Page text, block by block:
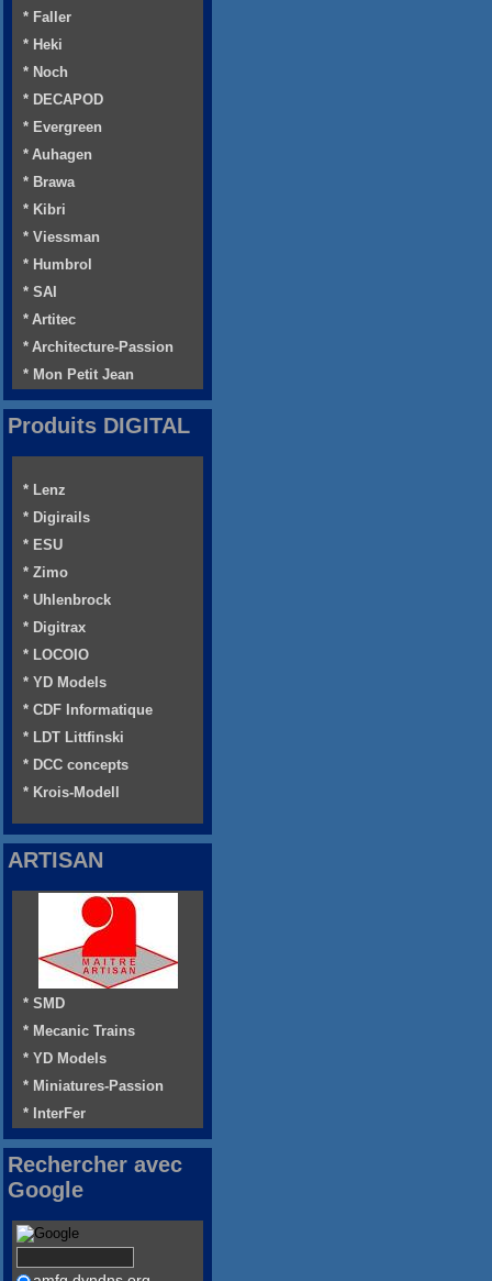
* Faller
* Heki
* Noch
* DECAPOD
* Evergreen
* Auhagen
* Brawa
* Kibri
* Viessman
* Humbrol
* SAI
* Artitec
* Architecture-Passion
* Mon Petit Jean
Produits DIGITAL
* Lenz
* Digirails
* ESU
* Zimo
* Uhlenbrock
* Digitrax
* LOCOIO
* YD Models
* CDF Informatique
* LDT Littfinski
* DCC concepts
* Krois-Modell
ARTISAN
* SMD
* Mecanic Trains
* YD Models
* Miniatures-Passion
* InterFer
Rechercher avec
Google